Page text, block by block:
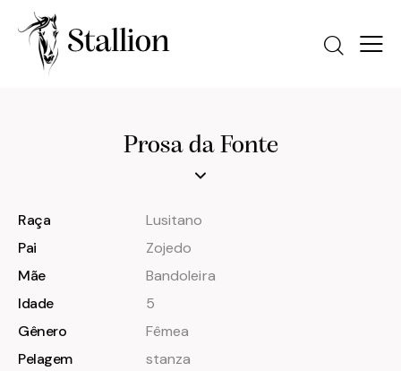
Prosa da Fonte
Raça
Lusitano
Pai
Zojedo
Mãe
Bandoleira
Idade
5
Gênero
Fêmea
Pelagem
stanza